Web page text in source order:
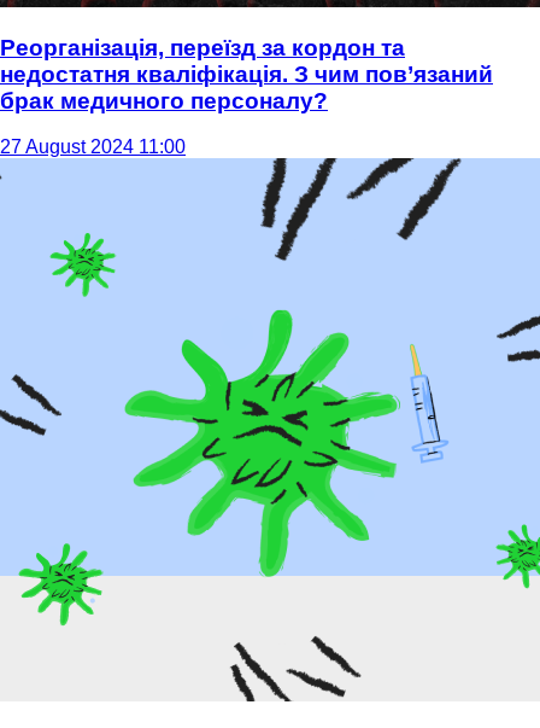
Реорганізація, переїзд за кордон та
недостатня кваліфікація. З чим пов’язаний
брак медичного персоналу?
27 August 2024 11:00